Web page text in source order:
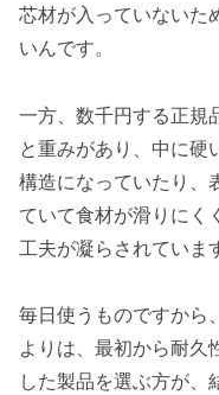
芯材が入っていないた
いんです。
一方、数千円する正規
と重みがあり、中に硬
構造になっていたり、
ていて食材が滑りにく
工夫が凝らされていま
毎日使うものですから
よりは、最初から耐久
した製品を選ぶ方が、